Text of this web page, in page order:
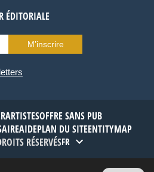
ÉDITORIALE
M’inscrire
ARTISTESOFFRE SANS PUB
AIDEPLAN DU SITEENTITYMAP
RÉSERVÉSFR